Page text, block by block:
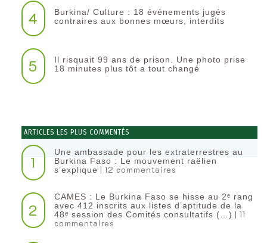
4
Burkina/ Culture : 18 événements jugés
contraires aux bonnes mœurs, interdits
5
Il risquait 99 ans de prison. Une photo prise
18 minutes plus tôt a tout changé
ARTICLES LES PLUS COMMENTÉS
1
Une ambassade pour les extraterrestres au
Burkina Faso : Le mouvement raëlien
s’explique | 12 commentaires
2
CAMES : Le Burkina Faso se hisse au 2ᵉ rang
avec 412 inscrits aux listes d’aptitude de la
48ᵉ session des Comités consultatifs (…) | 11
commentaires